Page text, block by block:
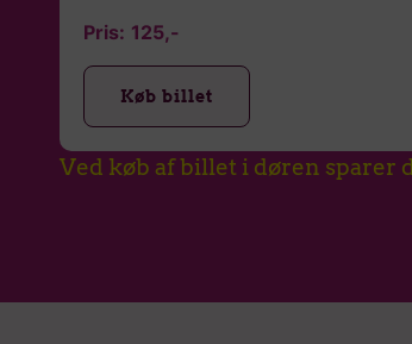
Pris: 125,-
Køb billet
Ved køb af billet i døren sparer